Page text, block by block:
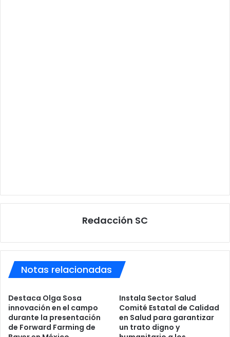
Redacción SC
Notas relacionadas
Destaca Olga Sosa
innovación en el campo
durante la presentación
de Forward Farming de
Instala Sector Salud
Comité Estatal de Calidad
en Salud para garantizar
un trato digno y